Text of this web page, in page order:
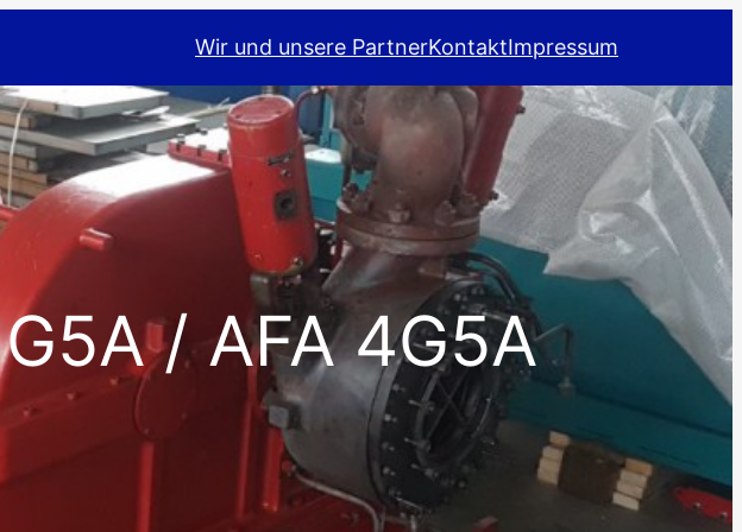
Wir und unsere PartnerKontaktImpressum
/ AFA 4G5A